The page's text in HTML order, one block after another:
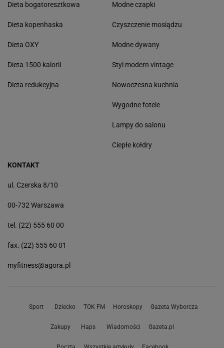
Dieta bogatoresztkowa
Dieta kopenhaska
Dieta OXY
Dieta 1500 kalorii
Dieta redukcyjna
Modne czapki
Czyszczenie mosiądzu
Modne dywany
Styl modern vintage
Nowoczesna kuchnia
Wygodne fotele
Lampy do salonu
Ciepłe kołdry
KONTAKT
ul. Czerska 8/10
00-732 Warszawa
tel. (22) 555 60 00
fax. (22) 555 60 01
myfitness@agora.pl
Sport Dziecko TOK FM Horoskopy Gazeta Wyborcza
Zakupy Haps Wiadomości Gazeta.pl